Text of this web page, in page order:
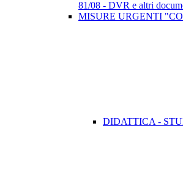
81/08 - DVR e altri
MISURE URGENTI
DIDATTICA -